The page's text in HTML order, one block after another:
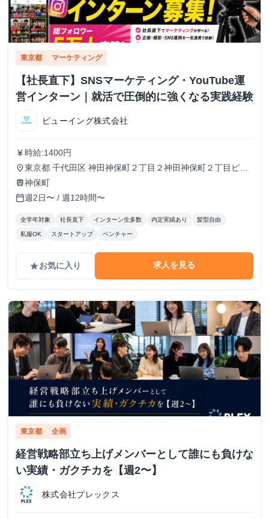
東京都 マーケティング
【社長直下】SNSマーケティング・YouTube運
営インターン｜就活で圧倒的に強くなる実践経験
ビューイング株式会社
currency_yen 時給:1400円
place東京都 千代田区 神田神保町２丁目２神田神保町２丁目ビル
５０２号室
train神保町
calendar_today週2日〜 / 週12時間〜
全学年対象 社長直下 インターン生多数 内定実績あり 髪型自由
私服OK スタートアップ ベンチャー
gradeお気に入り 求人を見る
東京都 企画
経営戦略部立ち上げメンバーとして誰にも負けな
い実績・ガクチカを【週2〜】
株式会社プレックス